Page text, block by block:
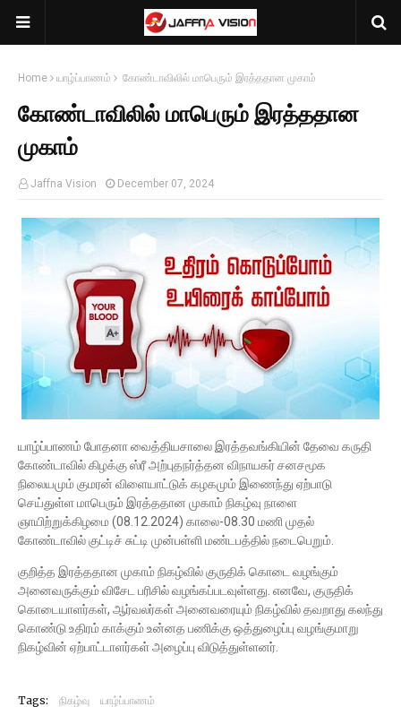
Home யாழ்ப்பாணம் கோண்டாவிலில் மாபெரும் இரத்ததான முகாம்
கோண்டாவிலில் மாபெரும் இரத்ததான
முகாம்
Jaffna Vision December 07, 2024
யாழ்ப்பாணம் போதனா வைத்தியசாலை இரத்தவங்கியின் தேவை கருதி
கோண்டாவில் கிழக்கு ஸ்ரீ அற்புதநர்த்தன விநாயகர் சனசமூக
நிலையமும் குமரன் விளையாட்டுக் கழகமும் இணைந்து ஏற்பாடு
செய்துள்ள மாபெரும் இரத்ததான முகாம் நிகழ்வு நாளை
ஞாயிற்றுக்கிழமை (08.12.2024) காலை-08.30 மணி முதல்
கோண்டாவில் குட்டிச் சுட்டி முன்பள்ளி மண்டபத்தில் நடைபெறும்.
குறித்த இரத்ததான முகாம் நிகழ்வில் குருதிக் கொடை வழங்கும்
அனைவருக்கும் விசேட பரிசில் வழங்கப்படவுள்ளது. எனவே, குருதிக்
கொடையாளர்கள், ஆர்வலர்கள் அனைவரையும் நிகழ்வில் தவறாது கலந்து
கொண்டு உதிரம் காக்கும் உன்னத பணிக்கு ஒத்துழைப்பு வழங்குமாறு
நிகழ்வின் ஏற்பாட்டாளர்கள் அழைப்பு விடுத்துள்ளனர்.
Tags: நிகழ்வு யாழ்ப்பாணம்